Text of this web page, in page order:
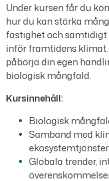
Under kursen får du
hur du kan stärka
fastighet och
inför framtidens
påbörja din egen
biologisk mångfald.
Kursinnehåll:
Biologisk
Samband med
Globala trender,